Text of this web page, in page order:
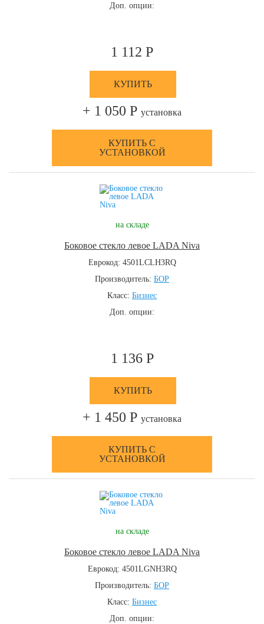
Доп. опции:
1 112 Р
КУПИТЬ
+ 1 050 Р установка
КУПИТЬ С
УСТАНОВКОЙ
на складе
Боковое стекло левое LADA Niva
Еврокод: 4501LCLH3RQ
Производитель: БОР
Класс: Бизнес
Доп. опции:
1 136 Р
КУПИТЬ
+ 1 450 Р установка
КУПИТЬ С
УСТАНОВКОЙ
на складе
Боковое стекло левое LADA Niva
Еврокод: 4501LGNH3RQ
Производитель: БОР
Класс: Бизнес
Доп. опции: